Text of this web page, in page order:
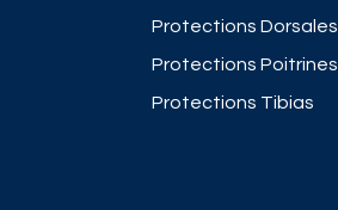
Protections Dorsales
Protections Poitrines
Protections Tibias